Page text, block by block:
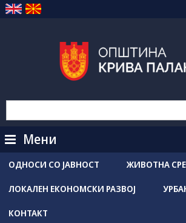
Прескокнете
Мени
ОДНОСИ СО ЈАВНОСТ ЖИВОТНА
ЛОКАЛЕН ЕКОНОМСКИ РАЗВОЈ
КОНТАКТ